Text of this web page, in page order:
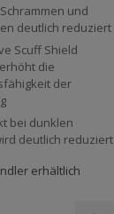
und
deutlich reduziert
Scuff Shield
die
der
bei dunklen
deutlich reduziert
erhältlich